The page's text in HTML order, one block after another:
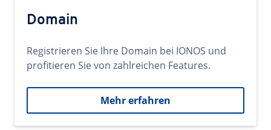
Domain
Registrieren Sie Ihre Domain bei IONOS und
profitieren Sie von zahlreichen Features.
Mehr erfahren